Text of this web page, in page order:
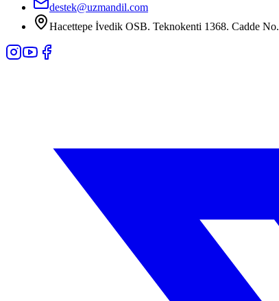
destek@uzmandil.com
Hacettepe İvedik OSB. Teknokenti 1368. Cadde